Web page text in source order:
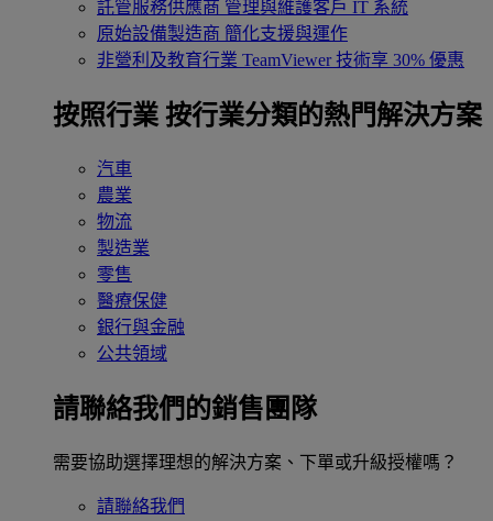
託管服務供應商 管理與維護客戶 IT 系統
原始設備製造商 簡化支援與運作
非營利及教育行業 TeamViewer 技術享 30% 優惠
按照行業 按行業分類的熱門解決方案
汽車
農業
物流
製造業
零售
醫療保健
銀行與金融
公共領域
請聯絡我們的銷售團隊
需要協助選擇理想的解決方案、下單或升級授權嗎？
請聯絡我們